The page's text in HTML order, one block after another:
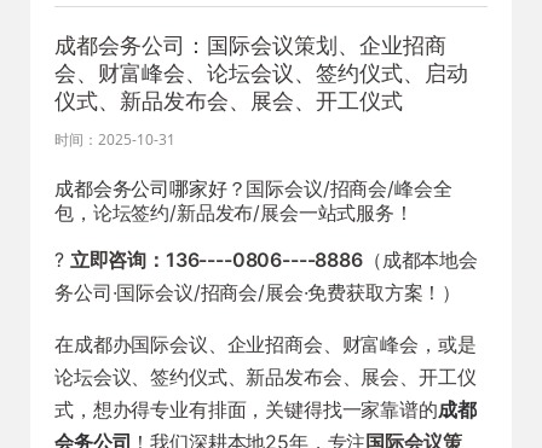
成都会务公司：国际会议策划、企业招商
会、财富峰会、论坛会议、签约仪式、启动
仪式、新品发布会、展会、开工仪式
时间：2025-10-31
成都会务公司哪家好？国际会议/招商会/峰会全
包，论坛签约/新品发布/展会一站式服务！
? 立即咨询：136----0806----8886（成都本地会
务公司·国际会议/招商会/展会·免费获取方案！）
在成都办国际会议、企业招商会、财富峰会，或是
论坛会议、签约仪式、新品发布会、展会、开工仪
式，想办得专业有排面，关键得找一家靠谱的成都
会务公司 ！我们深耕本地25年，专注 国际会议策